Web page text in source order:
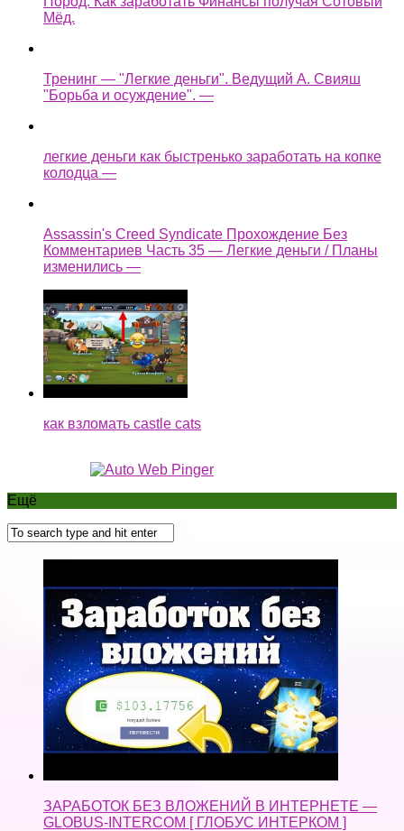
Мёд.
Тренинг — "Легкие деньги". Ведущий А. Свияш
"Борьба и осуждение". —
легкие деньги как быстренько заработать на копке
колодца —
Assassin's Creed Syndicate Прохождение Без
Комментариев Часть 35 — Легкие деньги / Планы
изменились —
как взломать castle cats
Ещё
ЗАРАБОТОК БЕЗ ВЛОЖЕНИЙ В ИНТЕРНЕТЕ —
GLOBUS-INTERCOM [ ГЛОБУС ИНТЕРКОМ ]